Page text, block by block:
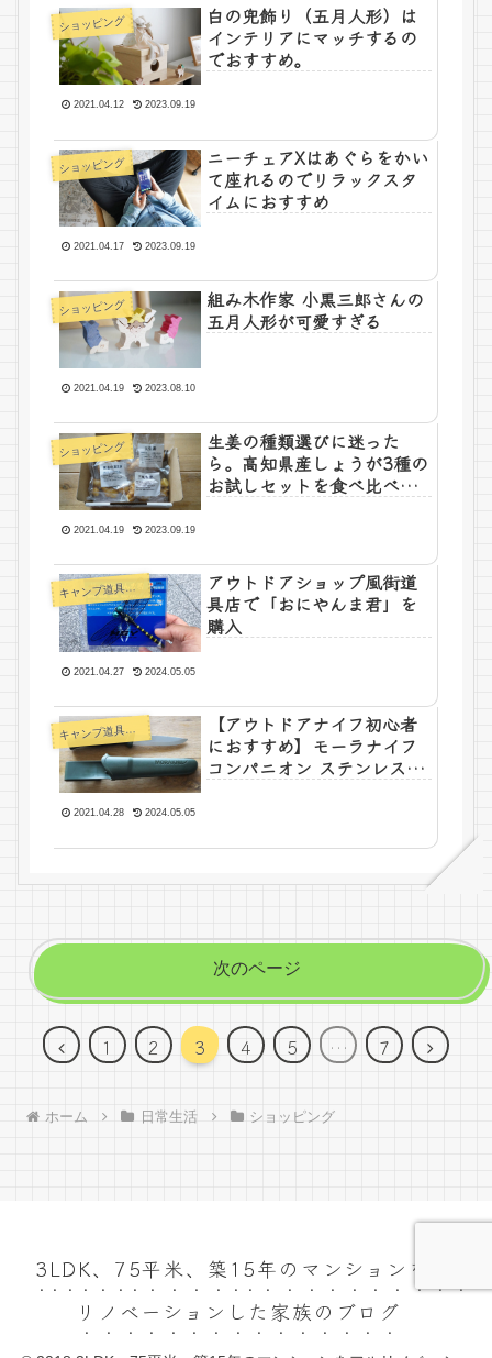
ショッピング
白の兜飾り（五月人形）は
インテリアにマッチするの
でおすすめ。
2021.04.12 2023.09.19
ショッピング
ニーチェアXはあぐらをかい
て座れるのでリラックスタ
イムにおすすめ
2021.04.17 2023.09.19
ショッピング
組み木作家 小黒三郎さんの
五月人形が可愛すぎる
2021.04.19 2023.08.10
ショッピング
生姜の種類選びに迷った
ら。高知県産しょうが3種の
お試しセットを食べ比べし
2021.04.19 2023.09.19
キ
ャンプ道具の紹介
アウトドアショップ風街道
具店で「おにやんま君」を
購入
2021.04.27 2024.05.05
キ
ャンプ道具の紹介
【アウトドアナイフ初心者
におすすめ】モーラナイフ
コンパニオン ステンレス ミ
2021.04.28 2024.05.05
次のページ
前
1 2 3 4 5 … 7
次
ホーム 日常生活 ショッピング
3LDK、75平米、築15年のマンションをフル
リノベーションした家族のブログ